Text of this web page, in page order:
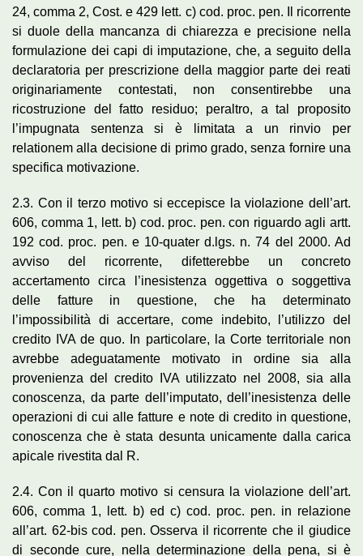
24, comma 2, Cost. e 429 lett. c) cod. proc. pen. Il ricorrente
si duole della mancanza di chiarezza e precisione nella
formulazione dei capi di imputazione, che, a seguito della
declaratoria per prescrizione della maggior parte dei reati
originariamente contestati, non consentirebbe una
ricostruzione del fatto residuo; peraltro, a tal proposito
l’impugnata sentenza si è limitata a un rinvio per
relationem alla decisione di primo grado, senza fornire una
specifica motivazione.
2.3. Con il terzo motivo si eccepisce la violazione dell’art.
606, comma 1, lett. b) cod. proc. pen. con riguardo agli artt.
192 cod. proc. pen. e 10-quater d.lgs. n. 74 del 2000. Ad
avviso del ricorrente, difetterebbe un concreto
accertamento circa l’inesistenza oggettiva o soggettiva
delle fatture in questione, che ha determinato
l’impossibilità di accertare, come indebito, l’utilizzo del
credito IVA de quo. In particolare, la Corte territoriale non
avrebbe adeguatamente motivato in ordine sia alla
provenienza del credito IVA utilizzato nel 2008, sia alla
conoscenza, da parte dell’imputato, dell’inesistenza delle
operazioni di cui alle fatture e note di credito in questione,
conoscenza che è stata desunta unicamente dalla carica
apicale rivestita dal R.
2.4. Con il quarto motivo si censura la violazione dell’art.
606, comma 1, lett. b) ed c) cod. proc. pen. in relazione
all’art. 62-bis cod. pen. Osserva il ricorrente che il giudice
di seconde cure, nella determinazione della pena, si è